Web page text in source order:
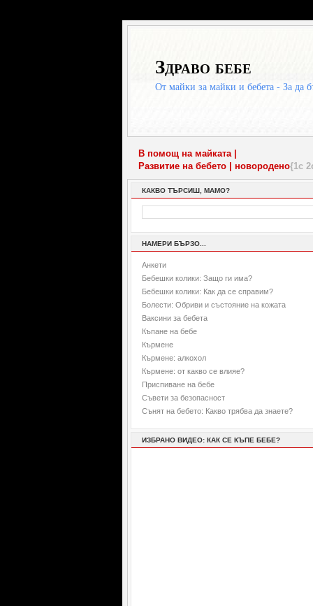
Здраво бебе
От майки за майки и бебета - За да
В помощ на майката |
Развитие на бебето | новородено{1с
КАКВО ТЪРСИШ, МАМО?
НАМЕРИ БЪРЗО...
Анкети
Бебешки колики: Защо ги има?
Бебешки колики: Как да се справим?
Болести: Обриви и състояние на кожата
Ваксини за бебета
Къпане на бебе
Кърмене
Кърмене: алкохол
Кърмене: от какво се влияе?
Приспиване на бебе
Съвети за безопасност
Сънят на бебето: Какво трябва да знаете?
ИЗБРАНО ВИДЕО: КАК СЕ КЪПЕ БЕБЕ?